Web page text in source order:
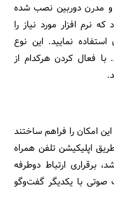
و مدرن دوربین نصب شده
نرم افزار مورد نیاز را
نمایید. این نوع
با فعال کردن هر‌کدام از
امکان را فراهم ساختند
اپلیکیشن تلفن همراه
برقراری ارتباط دو‌طرفه
با یکدیگر گفت‌و‌گو